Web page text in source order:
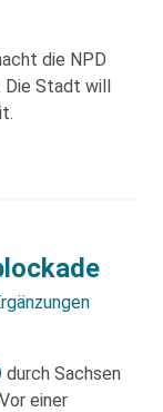
die NPD
Die Stadt will
durch Sachsen
einer